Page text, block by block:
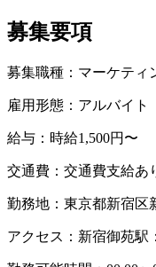
募集要項
募集職種： マーケティ
雇用形態： アルバイト
給与： 時給1,500円〜
交通費： 交通費支給あ
勤務地： 東京都新宿区
アクセス： 新宿御苑駅